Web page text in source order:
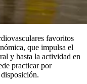
favoritos
que impulsa el
y hasta la actividad en
practicar por